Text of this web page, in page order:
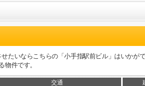
たいならこちらの「小手指駅前ビル」はいかが
物件です。
交通